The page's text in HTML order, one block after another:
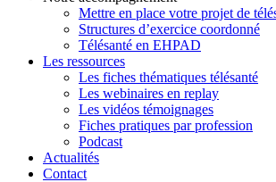
Mettre en place votre projet de
Structures d’exercice coordonné
Télésanté en EHPAD
Les ressources
Les fiches thématiques télésanté
Les webinaires en replay
Les vidéos témoignages
Fiches pratiques par profession
Podcast
Actualités
Contact